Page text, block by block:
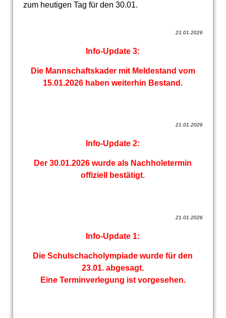
zum heutigen Tag für den 30.01.
21.01.2026
Info-Update 3:
Die Mannschaftskader mit Meldestand vom
15.01.2026 haben weiterhin Bestand.
21.01.2026
Info-Update 2:
Der 30.01.2026 wurde als Nachholetermin
offiziell bestätigt.
21.01.2026
Info-Update 1:
Die Schulschacholympiade wurde für den
23.01. abgesagt.
Eine Terminverlegung ist vorgesehen.